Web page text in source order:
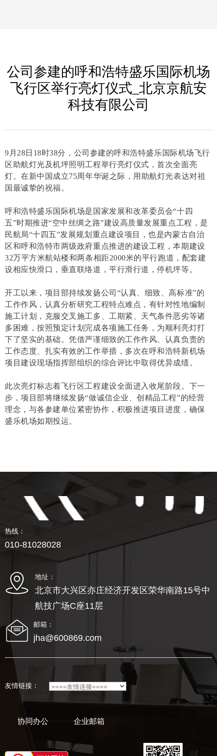
公司参建的呼和浩特盛乐国际机场
飞行区举行亮灯仪式_北京京航安
科技有限公司
9月28日18时38分，公司参建的呼和浩特盛乐国际机场飞行
区助航灯光及机坪照明工程举行亮灯仪式，首次全面亮
灯。在新中国成立75周年华诞之际，用助航灯光表达对祖
国最诚挚的祝福。
呼和浩特盛乐国际机场是国家发展和改革委员会“十四
五”时期推进“空中丝绸之路”建设高质量发展重点工程，是
民航局“十四五”发展规划重点建设项目，也是内蒙古自治
区和呼和浩特市两级政府重点推进的建设工程，本期建设
32万平方米航站楼和两条相距2000米的平行跑道，配套建
设相应快滑口，垂直联络道，平行滑行道，停机坪等。
开工以来，项目部持续发扬公司“认真、细致、高标准”的
工作作风，认真分析研究工程特点难点，有针对性地编制
施工计划，克服交叉施工多、工期紧、天气条件恶劣等诸
多困难，按照预定计划完成各项施工任务，为顺利亮灯打
下了坚实的基础。凭借严谨细致的工作作风、认真负责的
工作态度、扎实有效的工作举措，多次在呼和浩特新机场
项目建设现场指挥部组织的综合评比中取得优异成绩。
此次亮灯标志着飞行区工程建设全面进入收尾阶段。下一
步，项目部将继续发扬“做诚信企业、创精品工程”的经营
理念，与各参建单位紧密协作，积极推进项目进度，确保
盛乐机场如期投运。
热线：
010-81028028
地址：
北京市大兴区亦庄经济开发区荣华南路15号中
航技广场C座11层
邮箱：
jha@600869.com
友情链接：
协同办公 企业邮箱